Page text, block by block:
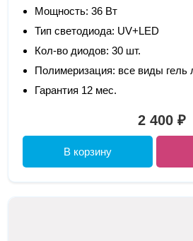
Мощность: 36 Вт
Тип светодиода: UV+LED
Кол-во диодов: 30 шт.
Полимеризация: все виды гель
Гарантия 12 мес.
2 400 ₽
В корзину